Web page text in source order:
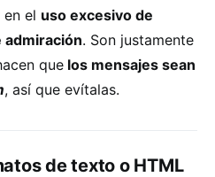
el uso excesivo de
admiración. Son justamente
que los mensajes sean
, así que evítalas.
de texto o HTML